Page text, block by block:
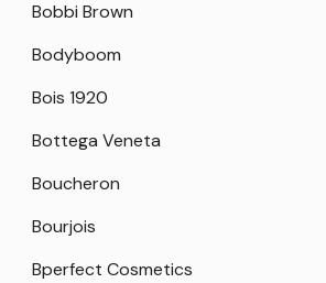
Bobbi Brown
Bodyboom
Bois 1920
Bottega Veneta
Boucheron
Bourjois
Bperfect Cosmetics